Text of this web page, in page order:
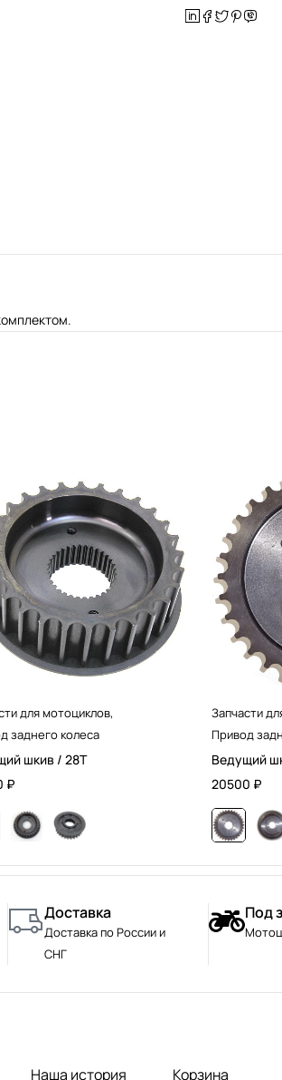
для мотоциклов,
заднего колеса
шкив / 28T
₽
Запчасти
Привод
Ведущий
20500 ₽
Доставка
Доставка по России и
СНГ
Под
Наша история Корзина